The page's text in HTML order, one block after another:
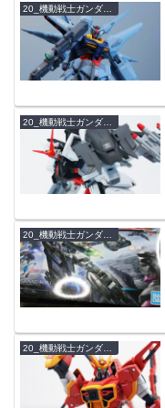
20_機動戦士ガンダムSEEDシリーズ